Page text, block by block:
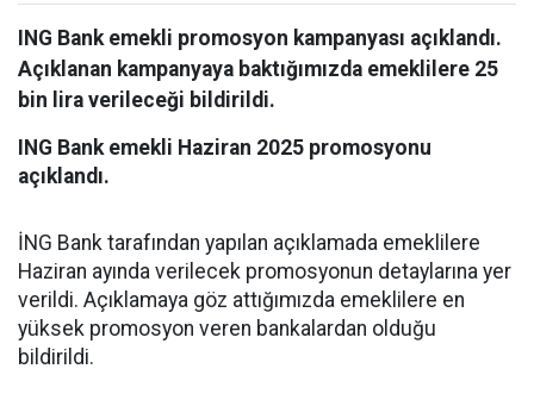
ING Bank emekli promosyon kampanyası açıklandı.
Açıklanan kampanyaya baktığımızda emeklilere 25
bin lira verileceği bildirildi.
ING Bank emekli Haziran 2025 promosyonu
açıklandı.
İNG Bank tarafından yapılan açıklamada emeklilere
Haziran ayında verilecek promosyonun detaylarına yer
verildi. Açıklamaya göz attığımızda emeklilere en
yüksek promosyon veren bankalardan olduğu
bildirildi.